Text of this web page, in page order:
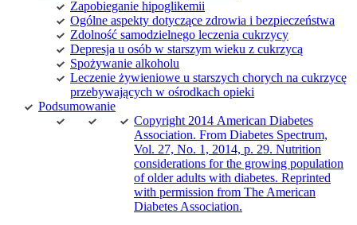
Zapobieganie hipoglikemii
Ogólne aspekty dotyczące zdrowia i bezpieczeństwa
Zdolność samodzielnego leczenia cukrzycy
Depresja u osób w starszym wieku z cukrzycą
Spożywanie alkoholu
Leczenie żywieniowe u starszych chorych na cukrzycę
przebywających w ośrodkach opieki
Podsumowanie
Copyright 2014 American Diabetes
Association. From Diabetes Spectrum,
Vol. 27, No. 1, 2014, p. 29. Nutrition
considerations for the growing population
of older adults with diabetes. Reprinted
with permission from The American
Diabetes Association.